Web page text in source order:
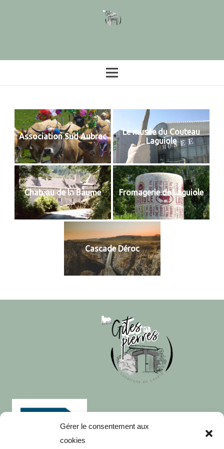
Gérer le consentement aux
cookies
Association Sud Aubrac
Le musée du Couteau
Laguiole
Chateau de la Baume Fromagerie de Laguiole
Cascade Déroc